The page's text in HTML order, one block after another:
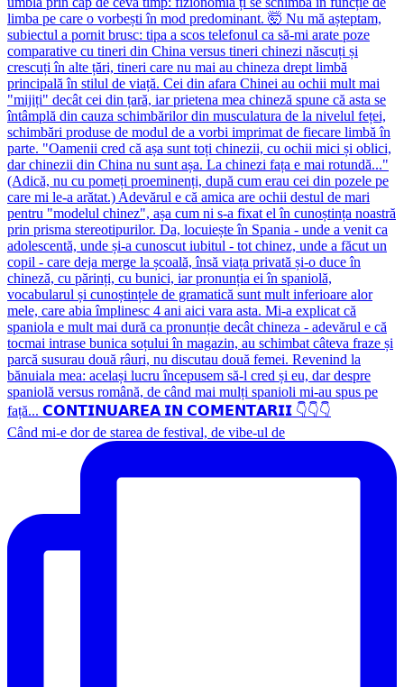
Când mi-e dor de starea de festival, de vibe-ul de